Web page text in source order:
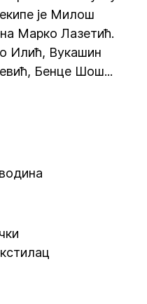
је Милош
Марко Лазетић.
Илић, Вукашин
Бенце Шош...